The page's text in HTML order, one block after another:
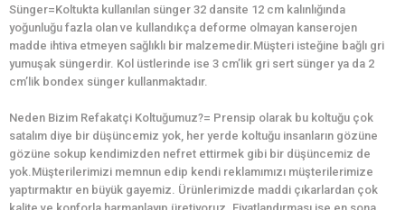
Sünger=Koltukta kullanılan sünger 32 dansite 12 cm kalınlığında
yoğunluğu fazla olan ve kullandıkça deforme olmayan kanserojen
madde ihtiva etmeyen sağlıklı bir malzemedir.Müşteri isteğine bağlı gri
yumuşak süngerdir. Kol üstlerinde ise 3 cm’lik gri sert sünger ya da 2
cm’lik bondex sünger kullanmaktadır.
Neden Bizim Refakatçi Koltuğumuz?= Prensip olarak bu koltuğu çok
satalım diye bir düşüncemiz yok, her yerde koltuğu insanların gözüne
gözüne sokup kendimizden nefret ettirmek gibi bir düşüncemiz de
yok.Müşterilerimizi memnun edip kendi reklamımızı müşterilerimize
yaptırmaktır en büyük gayemiz. Ürünlerimizde maddi çıkarlardan çok